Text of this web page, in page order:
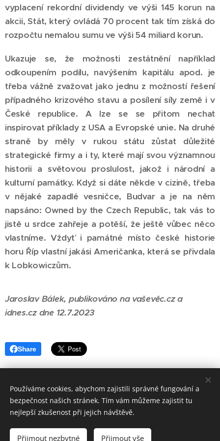
vyplacení rekordní dividendy ve výši 145 korun na
akcii, Stát, který ovládá 70 procent tak tím získá do
rozpočtu nemalou sumu ve výši 54 miliard korun.
Ukazuje se, že možnosti zestátnění například
odkoupením podílu, navýšením kapitálu apod. je
třeba vážně zvažovat jako jednu z možností řešení
případného krizového stavu a posílení síly země i v
České republice. A lze se se přitom nechat
inspirovat příklady z USA a Evropské unie. Na druhé
straně by měly v rukou státu zůstat důležité
strategické firmy a i ty, které mají svou významnou
historii a světovou proslulost, jakož i národní a
kulturní památky. Když si dáte někde v cizině, třeba
v nějaké zapadlé vesničce, Budvar a je na něm
napsáno: Owned by the Czech Republic, tak vás to
jistě u srdce zahřeje a potěší, že ještě vůbec něco
vlastníme. Vždyť i památné místo české historie
horu Říp vlastní jakási Američanka, která se přivdala
k Lobkowiczům.
Jaroslav Bálek, publikováno na vaševěc.cz a
idnes.cz dne 12.7.2023
Share
Vytvořeno službouWebnode
Používáme cookies, abychom zajistili správné fungování a
bezpečnost našich stránek. Tím vám můžeme zajistit tu
nejlepší zkušenost při jejich návštěvě.
Přijmout nezbytné Přijmout vše